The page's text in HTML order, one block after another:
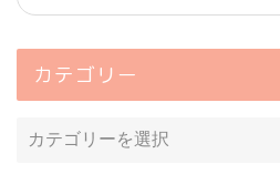
カテゴリー